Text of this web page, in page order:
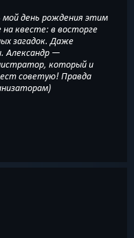
день рождения этим
квесте: в восторге
загадок. Даже
Александр —
который и
советую! Правда